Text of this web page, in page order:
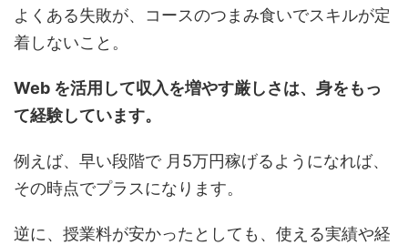
よくある失敗が、コースのつまみ食いでスキルが定
着しないこと。
Web を活用して収入を増やす厳しさは、身をもっ
て経験しています。
例えば、早い段階で 月5万円稼げるようになれば、
その時点でプラスになります。
逆に、授業料が安かったとしても、使える実績や経